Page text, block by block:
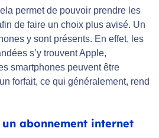
permet de pouvoir prendre les
de faire un choix plus avisé. Un
y sont présents. En effet, les
s’y trouvent Apple,
smartphones peuvent être
forfait, ce qui généralement, rend
abonnement internet